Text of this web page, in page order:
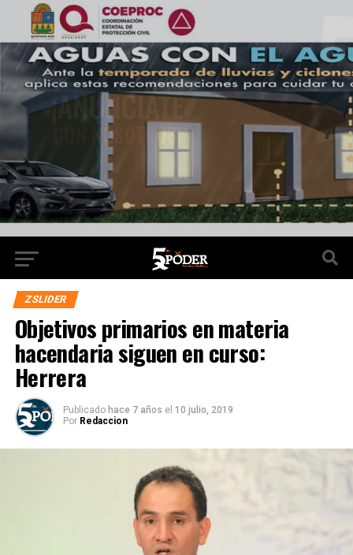
ZSLIDER
Objetivos primarios en materia
hacendaria siguen en curso:
Herrera
Publicado hace 7 años el 10 julio, 2019
Por Redaccion